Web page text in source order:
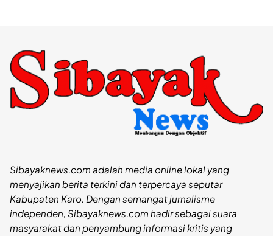
Sibayaknews.com adalah media online lokal yang
menyajikan berita terkini dan terpercaya seputar
Kabupaten Karo. Dengan semangat jurnalisme
independen, Sibayaknews.com hadir sebagai suara
masyarakat dan penyambung informasi kritis yang